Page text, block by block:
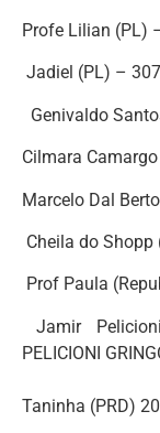
Profe Lilian (PL)
Jadiel (PL) –
Genivaldo
Cilmara
Marcelo Dal
Cheila do
Prof Paula
Jamir
PELICIONI
Taninha (PRD)